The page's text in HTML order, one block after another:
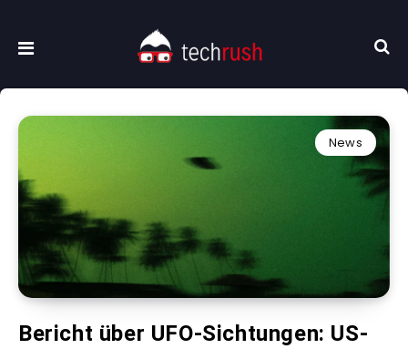
News
Bericht über UFO-Sichtungen: US-